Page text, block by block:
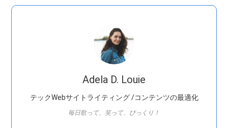
Adela D. Louie
テックWebサイトライティング /コンテンツの最適化
毎日歌って、笑って、びっくり！